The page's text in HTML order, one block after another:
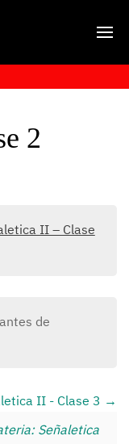
2
II – Clase
de
II - Clase 3
Señaletica